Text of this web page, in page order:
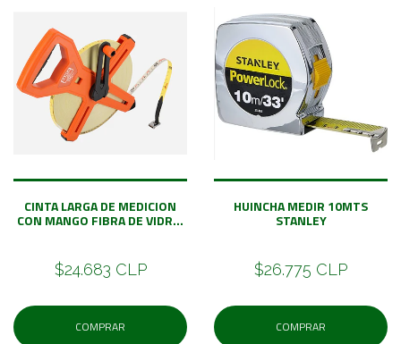
CINTA LARGA DE MEDICION
CON MANGO FIBRA DE VIDR...
$24.683 CLP
COMPRAR
HUINCHA MEDIR 10MTS
STANLEY
$26.775 CLP
COMPRAR